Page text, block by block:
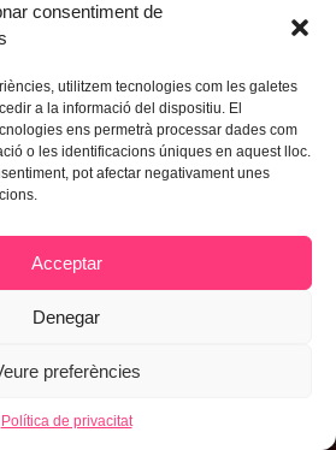
consentiment de
utilitzem tecnologies com les galetes
a la informació del dispositiu. El
ens permetrà processar dades com
o les identificacions úniques en aquest lloc.
pot afectar negativament unes
Acceptar
Denegar
preferències
Política de privacitat
IG FB
dins d'un got 2026
de privacitat